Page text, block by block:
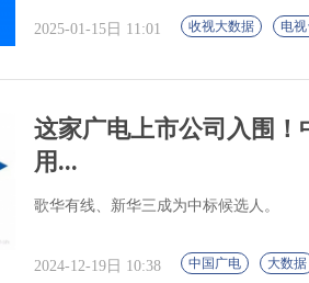
2025-01-15日 11:01 收视大数据 电
这家广电上市公司入围
用...
歌华有线、新华三成为中标候选人。
2024-12-19日 10:38 中国广电 大数据